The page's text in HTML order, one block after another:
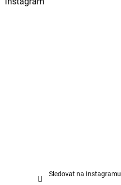
Sledovat na Instagramu